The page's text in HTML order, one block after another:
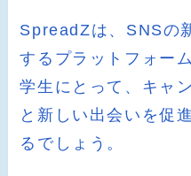
SpreadZは、SNSの
するプラットフォー
学生にとって、キャ
と新しい出会いを促
るでしょう。